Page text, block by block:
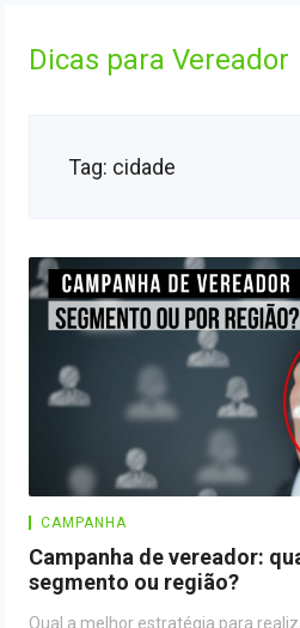
Dicas para Vereador
Tag: cidade
CAMPANHA
Campanha de vereador:
segmento ou região?
Qual a melhor estratégia para